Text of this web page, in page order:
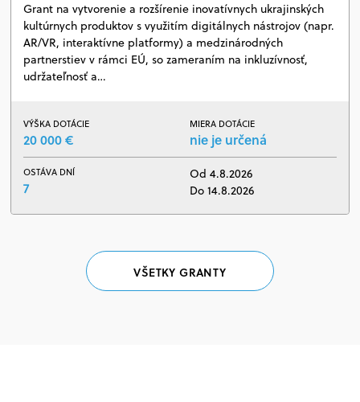
Grant na vytvorenie a rozšírenie inovatívnych ukrajinských
kultúrnych produktov s využitím digitálnych nástrojov (napr.
AR/VR, interaktívne platformy) a medzinárodných
partnerstiev v rámci EÚ, so zameraním na inkluzívnosť,
udržateľnosť a…
VÝŠKA DOTÁCIE
20 000 €
MIERA DOTÁCIE
nie je určená
OSTÁVA DNÍ
7
Od 4.8.2026
Do 14.8.2026
VŠETKY GRANTY